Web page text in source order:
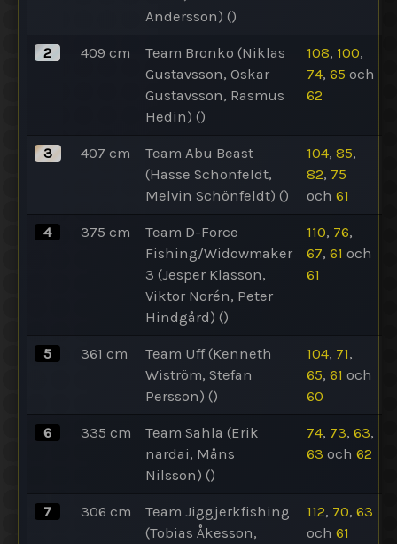
Andersson) ()
2 409 cm
Team Bronko (Niklas
Gustavsson, Oskar
Gustavsson, Rasmus
Hedin) ()
108, 100,
74, 65 och
62
3 407 cm
Team Abu Beast
(Hasse Schönfeldt,
Melvin Schönfeldt) ()
104, 85,
82, 75
och 61
4 375 cm
Team D-Force
Fishing/Widowmaker
3 (Jesper Klasson,
Viktor Norén, Peter
Hindgård) ()
110, 76,
67, 61 och
61
5 361 cm
Team Uff (Kenneth
Wiström, Stefan
Persson) ()
104, 71,
65, 61 och
60
6 335 cm
Team Sahla (Erik
nardai, Måns
Nilsson) ()
74, 73, 63,
63 och 62
7 306 cm
Team Jiggjerkfishing
(Tobias Åkesson,
112, 70, 63
och 61